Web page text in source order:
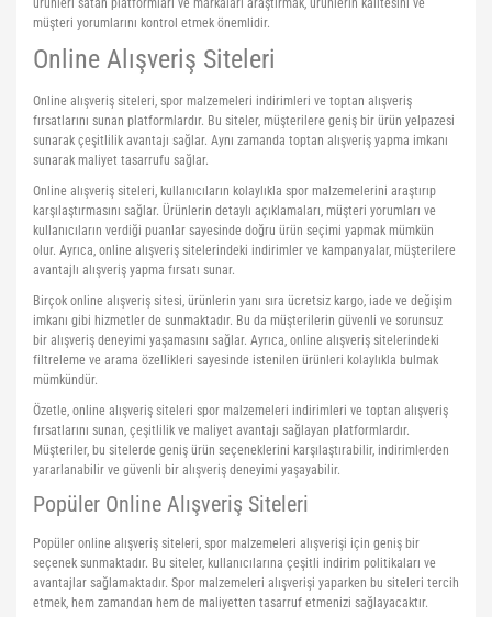
müşteri yorumlarını kontrol etmek önemlidir.
Online Alışveriş Siteleri
Online alışveriş siteleri, spor malzemeleri indirimleri ve toptan alışveriş
fırsatlarını sunan platformlardır. Bu siteler, müşterilere geniş bir ürün yelpazesi
sunarak çeşitlilik avantajı sağlar. Aynı zamanda toptan alışveriş yapma imkanı
sunarak maliyet tasarrufu sağlar.
Online alışveriş siteleri, kullanıcıların kolaylıkla spor malzemelerini araştırıp
karşılaştırmasını sağlar. Ürünlerin detaylı açıklamaları, müşteri yorumları ve
kullanıcıların verdiği puanlar sayesinde doğru ürün seçimi yapmak mümkün
olur. Ayrıca, online alışveriş sitelerindeki indirimler ve kampanyalar, müşterilere
avantajlı alışveriş yapma fırsatı sunar.
Birçok online alışveriş sitesi, ürünlerin yanı sıra ücretsiz kargo, iade ve değişim
imkanı gibi hizmetler de sunmaktadır. Bu da müşterilerin güvenli ve sorunsuz
bir alışveriş deneyimi yaşamasını sağlar. Ayrıca, online alışveriş sitelerindeki
filtreleme ve arama özellikleri sayesinde istenilen ürünleri kolaylıkla bulmak
mümkündür.
Özetle, online alışveriş siteleri spor malzemeleri indirimleri ve toptan alışveriş
fırsatlarını sunan, çeşitlilik ve maliyet avantajı sağlayan platformlardır.
Müşteriler, bu sitelerde geniş ürün seçeneklerini karşılaştırabilir, indirimlerden
yararlanabilir ve güvenli bir alışveriş deneyimi yaşayabilir.
Popüler Online Alışveriş Siteleri
Popüler online alışveriş siteleri, spor malzemeleri alışverişi için geniş bir
seçenek sunmaktadır. Bu siteler, kullanıcılarına çeşitli indirim politikaları ve
avantajlar sağlamaktadır. Spor malzemeleri alışverişi yaparken bu siteleri tercih
etmek, hem zamandan hem de maliyetten tasarruf etmenizi sağlayacaktır.